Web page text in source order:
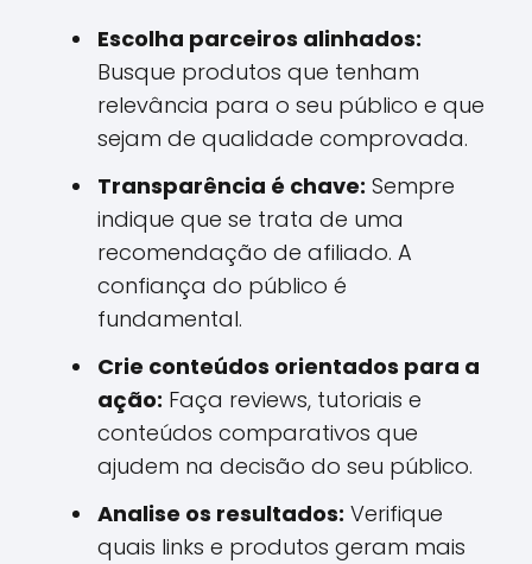
Escolha parceiros alinhados:
Busque produtos que tenham
relevância para o seu público e que
sejam de qualidade comprovada.
Transparência é chave: Sempre
indique que se trata de uma
recomendação de afiliado. A
confiança do público é
fundamental.
Crie conteúdos orientados para a
ação: Faça reviews, tutoriais e
conteúdos comparativos que
ajudem na decisão do seu público.
Analise os resultados: Verifique
quais links e produtos geram mais